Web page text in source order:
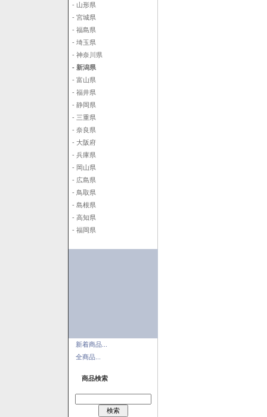
- 山形県
- 宮城県
- 福島県
- 埼玉県
- 神奈川県
- 新潟県
- 富山県
- 福井県
- 静岡県
- 三重県
- 奈良県
- 大阪府
- 兵庫県
- 岡山県
- 広島県
- 鳥取県
- 島根県
- 高知県
- 福岡県
新着商品...
全商品...
商品検索